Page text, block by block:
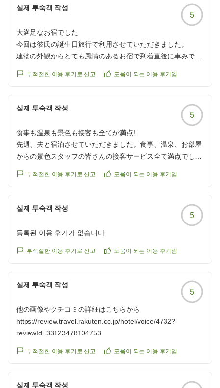
温泉からの眺めが良く、施設も綺麗なので基本的には満足な
のですが、あまり広くないので他の方と入浴時間をずらした
方がいいかなと思いました。
クチコミの詳細はこちらから
https://review.travel.rakuten.co.jp/hotel/voice/4732?
reviewId=33123478225646
실제 투숙객 작성
5
大満足なお宿でした
今回は彼氏の誕生日旅行で利用させていただきました。
建物の外観からとても風情のあるお宿で到着直後に車みでお
にお迎えしていただきました。
だきながら待たせてもらい、宿に入った直後から彼氏はとて
部屋に入ったらとで素敵な景色で感動しました!清潔感があり
広くて想像以上によかったです!
夕食、朝食は量・質ともに大満足の内容でした。美味しすぎ
たため早く食べすぎて
料理の待つ時間が少し長く感じられました笑
になりました!
接客、施設、料理どれもとても素敵な宿だったためぜひまた
宿泊したいと思いました!
https://review.travel.rakuten.co.jp/hotel/voice/4732?
부적절한 이용 후기로 신고 도움이 되는 이용 후기임
실제 투숙객 작성
5
食事も温泉も景色も接客も全てが満点!
先週、夫と宿泊させていただきました。食事、温泉、お部屋
からの景色スタッフの皆さんの接客サービス全て満点でし
クチコミの詳細はこちらから
부적절한 이용 후기로 신고 도움이 되는 이용 후기임
실제 투숙객 작성
5
등록된 이용 후기가 없습니다.
부적절한 이용 후기로 신고 도움이 되는 이용 후기임
실제 투숙객 작성
5
他の画像やクチコミの詳細はこちらから
https://review.travel.rakuten.co.jp/hotel/voice/4732?
reviewId=33123478104753
부적절한 이용 후기로 신고 도움이 되는 이용 후기임
실제 투숙객 작성